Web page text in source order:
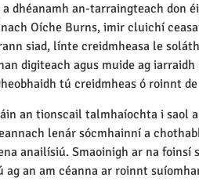
dhéanamh an-tarraingteach don
Oíche Burns, imir cluichí
siad, línte creidmheasa le
digiteach agus muide ag
tú creidmheas ó roinnt
an tionscail talmhaíochta i saol
lenár sócmhainní a
anailísiú. Smaoinigh ar na foinsí
an am céanna ar roinnt